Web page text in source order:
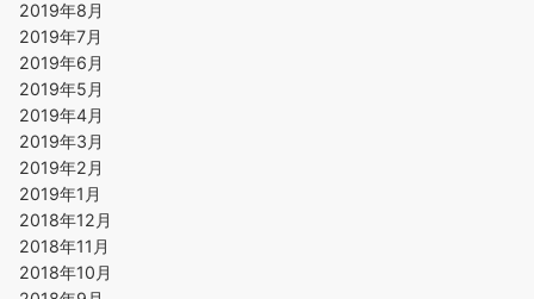
2019年8月
2019年7月
2019年6月
2019年5月
2019年4月
2019年3月
2019年2月
2019年1月
2018年12月
2018年11月
2018年10月